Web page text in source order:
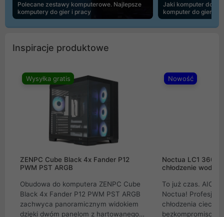
Polecane zestawy komputerowe. Najlepsze
komputery do gier i pracy
Jaki komputer do
komputer do gier |
Inspiracje produktowe
Wysyłka gratis
ZENPC Cube Black 4x Fander P12
PWM PST ARGB
Obudowa do komputera ZENPC Cube
Black 4x Fander P12 PWM PST ARGB
zachwyca panoramicznym widokiem
dzięki dwóm panelom z hartowanego
Nowość
Noctua LC1
chłodzenie wodne
To już czas. AIO
Noctua!
chłodzenia cieczą